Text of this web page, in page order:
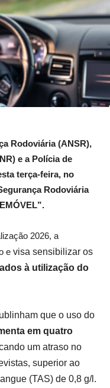
Rodoviária (ANSR),
e a Polícia de
terça-feira, no
Rodoviária
2026, a
e visa sensibilizar os
à utilização do
que o uso do
em quatro
um atraso no
superior ao
(TAS) de 0,8 g/l.